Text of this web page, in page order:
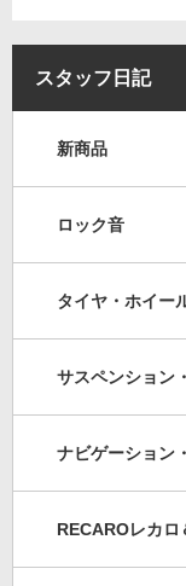
スタッフ日記
新商品
ロック音
タイヤ・ホイー
サスペンション
ナビゲーション
RECAROレカロ